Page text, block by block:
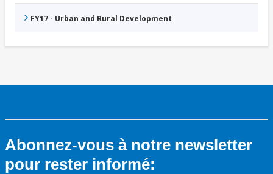
FY17 - Urban and Rural Development
Abonnez-vous à notre newsletter
pour rester informé: